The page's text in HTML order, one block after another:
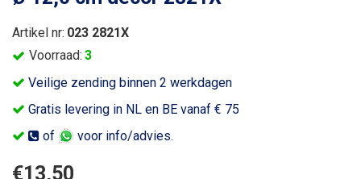
Veilige zending binnen 2 werkdagen
Gratis levering in NL en BE vanaf € 75
of
voor info/advies.
Voorraad: 3
Artikel nr: 023 2821X
€13,50